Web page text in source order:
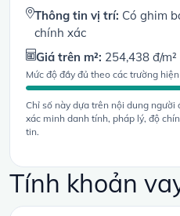
Thông tin vị trí: Có ghim
chính xác
Giá trên m²: 254,438 đ/m²
Mức độ đầy đủ theo các trường
Chỉ số này dựa trên nội dung
xác minh danh tính, pháp lý, độ
tin.
Tính khoản